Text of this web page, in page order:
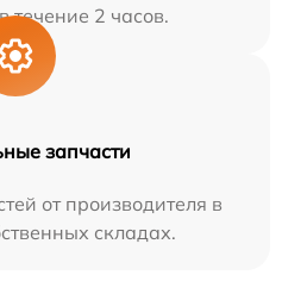
течение 2 часов.
запчасти
от производителя в
складах.